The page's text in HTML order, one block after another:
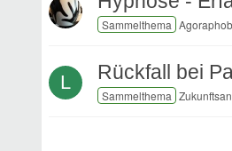
L Rückfall bei